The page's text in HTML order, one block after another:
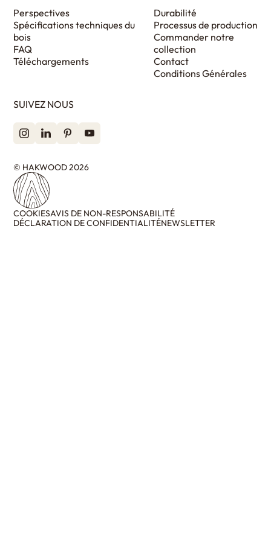
Perspectives
Spécifications techniques du
bois
FAQ
Téléchargements
Durabilité
Processus de production
Commander notre
collection
Contact
Conditions Générales
SUIVEZ NOUS
© HAKWOOD 2026
COOKIESAVIS DE NON-RESPONSABILITÉ
DÉCLARATION DE CONFIDENTIALITÉNEWSLETTER